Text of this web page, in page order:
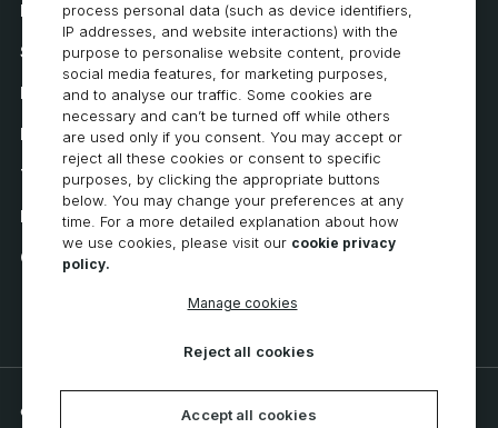
Karriär
Systemkrav
Integritet
Integritetspolicy
Tillgänglighetsutlåtande
Policy för cookies
Cookie Preferences
© 2026 CNC Software, LLC. All rights reserved.
process personal data (such as device identifiers,
IP addresses, and website interactions) with the
purpose to personalise website content, provide
social media features, for marketing purposes,
and to analyse our traffic. Some cookies are
necessary and can’t be turned off while others
are used only if you consent. You may accept or
reject all these cookies or consent to specific
purposes, by clicking the appropriate buttons
below. You may change your preferences at any
time. For a more detailed explanation about how
we use cookies, please visit our cookie privacy
policy.
Manage cookies
Reject all cookies
Accept all cookies